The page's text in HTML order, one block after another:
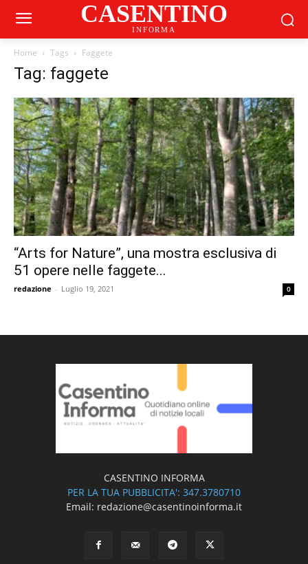
CASENTINO
INFORMA
Home Tags Faggete
Tag: faggete
“Arts for Nature”, una mostra esclusiva di
51 opere nelle faggete...
redazione - Luglio 19, 2021 0
CASENTINO INFORMA
PER LA TUA PUBBLICITA': 347.3780710
Email: redazione@casentinoinforma.it